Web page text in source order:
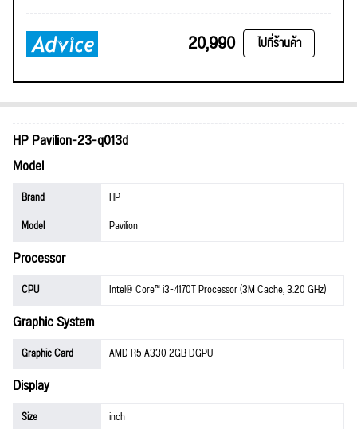
20,990 ไปที่ร้านค้า
HP Pavilion-23-q013d
Model
Brand
HP
Model
Pavilion
Processor
CPU Intel® Core™ i3-4170T Processor (3M Cache, 3.20 GHz)
Graphic System
Graphic Card AMD R5 A330 2GB DGPU
Display
Size
inch